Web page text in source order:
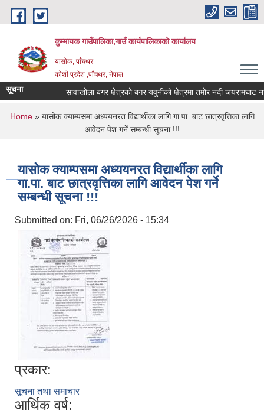
Skip to main content
कुम्मायक गाउँपालिका,गाउँ कार्यपालिकाको कार्यालय
यासोक, पाँचथर
कोशी प्रदेश ,पाँचथर, नेपाल
सूचना सावाखोला बगर क्षेत्रको बगर यवुनीको क्षेत्रमा तमोर नदी जयरामघाट
You are here
Home» यासोक क्याम्पसमा अध्ययनरत विद्यार्थीका लागि गा.पा. बाट छात्रवृत्तिका लागि
आवेदन पेश गर्ने सम्बन्धी सूचना !!!
यासोक क्याम्पसमा अध्ययनरत विद्यार्थीका लागि
गा.पा. बाट छात्रवृत्तिका लागि आवेदन पेश गर्ने
सम्बन्धी सूचना !!!
Submitted on: Fri, 06/26/2026 - 15:34
प्रकार:
सूचना तथा समाचार
आर्थिक वर्ष: